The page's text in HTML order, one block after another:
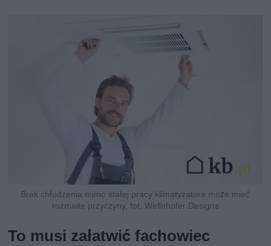
Brak chłodzenia mimo stałej pracy klimatyzatora może mieć
rozmaite przyczyny, fot. Wellnhofer Designs
To musi załatwić fachowiec